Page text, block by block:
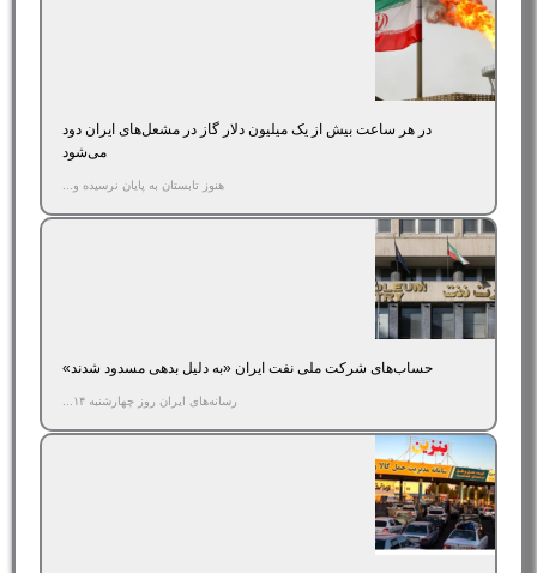
در هر ساعت بیش از یک میلیون دلار گاز در مشعل‌های ایران دود
می‌شود
هنوز تابستان به پایان نرسیده و...
حساب‌های شرکت ملی نفت ایران «به‌ دلیل بدهی مسدود شدند»
رسانه‌های ایران روز چهارشنبه ۱۴...